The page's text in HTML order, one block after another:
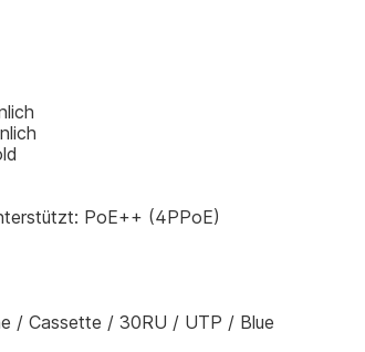
PoE++ (4PPoE)
/ Cassette / 30RU / UTP / Blue